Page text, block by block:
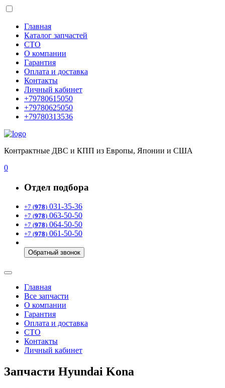
Главная
Каталог запчастей
СТО
О компании
Гарантия
Оплата и доставка
Контакты
Личный кабинет
+79780615050
+79780625050
+79780313536
Контрактные ДВС и КПП из Европы, Японии и США
0
Отдел подбора
+7 (978) 031-35-36
+7 (978) 063-50-50
+7 (978) 064-50-50
+7 (978) 061-50-50
Обратный звонок
Главная
Все запчасти
О компании
Гарантия
Оплата и доставка
СТО
Контакты
Личный кабинет
Запчасти Hyundai Kona